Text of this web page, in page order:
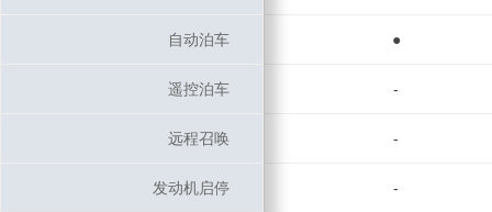
自动泊车 ●
遥控泊车 -
远程召唤 -
发动机启停 -
自动泊车
遥控泊车
远程召唤
发动机启停